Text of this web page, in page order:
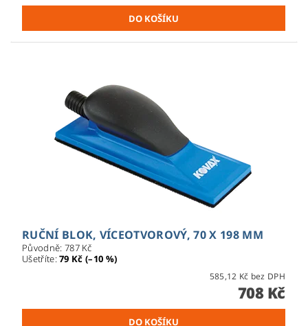
RUČNÍ BLOK, VÍCEOTVOROVÝ, 70 X 198 MM
Původně: 787 Kč
Ušetříte:79 Kč (–10 %)
585,12 Kč bez DPH
708 Kč